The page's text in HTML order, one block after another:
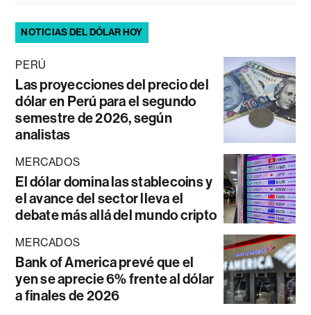
NOTICIAS DEL DÓLAR HOY
PERÚ
Las proyecciones del precio del
dólar en Perú para el segundo
semestre de 2026, según
analistas
MERCADOS
El dólar domina las stablecoins y
el avance del sector lleva el
debate más allá del mundo cripto
MERCADOS
Bank of America prevé que el
yen se aprecie 6% frente al dólar
a finales de 2026